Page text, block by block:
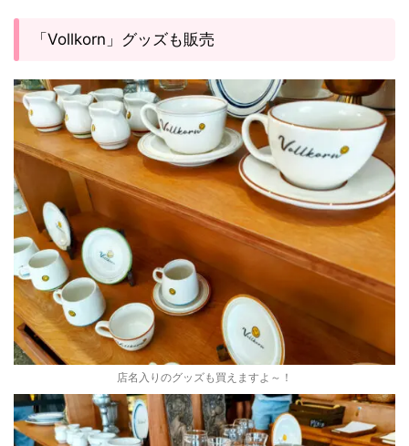
「Vollkorn」グッズも販売
店名入りのグッズも買えますよ～！